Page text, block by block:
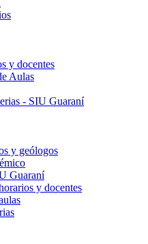
y docentes
Aulas
- SIU Guaraní
y geólogos
Guaraní
y docentes